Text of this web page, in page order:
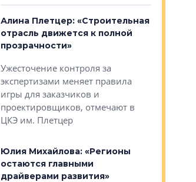
Алина Плетцер: «Строительная
отрасль движется к полной
прозрачности»
Ужесточение контроля за
экспертизами меняет правила
игры для заказчиков и
проектировщиков, отмечают в
ЦКЭ им. Плетцер
Юлия Михайлова: «Регионы
остаются главными
драйверами развития»